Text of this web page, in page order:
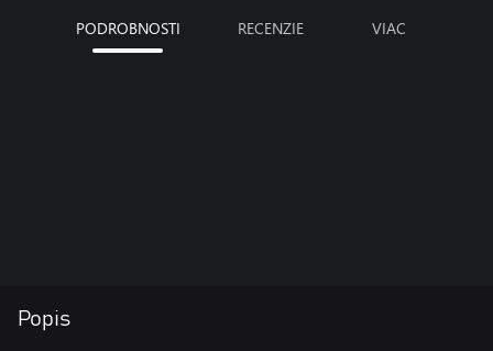
PODROBNOSTI RECENZIE VIAC
Popis